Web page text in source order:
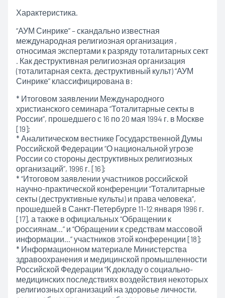
Характеристика.
“АУМ Синрике” – скандально известная
международная религиозная организация ,
относимая экспертами к разряду тоталитарных сект
. Как деструктивная религиозная организация
(тоталитарная секта, деструктивный культ) “АУМ
Синрике” классифицирована в:
* Итоговом заявлении Международного
христианского семинара “Тоталитарные секты в
России”, прошедшего с 16 по 20 мая 1994 г. в Москве
[19];
* Аналитическом вестнике Государственной Думы
Российской Федерации “О национальной угрозе
России со стороны деструктивных религиозных
организаций”, 1996 г. [16];
* “Итоговом заявлении участников российской
научно-практической конференции “Тоталитарные
секты (деструктивные культы) и права человека”,
прошедшей в Санкт-Петербурге 11-12 января 1996 г.
[17], а также в официальных “Обращении к
россиянам…” и “Обращении к средствам массовой
информации…” участников этой конференции [18];
* Информационном материале Министерства
здравоохранения и медицинской промышленности
Российской Федерации “К докладу о социально-
медицинских последствиях воздействия некоторых
религиозных организаций на здоровье личности,